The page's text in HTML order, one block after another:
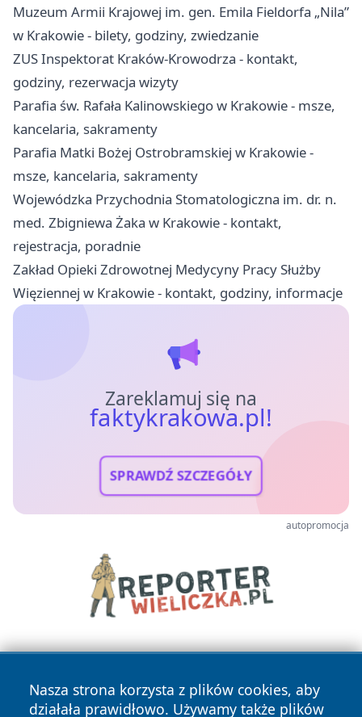
Muzeum Armii Krajowej im. gen. Emila Fieldorfa „Nila”
w Krakowie - bilety, godziny, zwiedzanie
ZUS Inspektorat Kraków-Krowodrza - kontakt,
godziny, rezerwacja wizyty
Parafia św. Rafała Kalinowskiego w Krakowie - msze,
kancelaria, sakramenty
Parafia Matki Bożej Ostrobramskiej w Krakowie -
msze, kancelaria, sakramenty
Wojewódzka Przychodnia Stomatologiczna im. dr. n.
med. Zbigniewa Żaka w Krakowie - kontakt,
rejestracja, poradnie
Zakład Opieki Zdrowotnej Medycyny Pracy Służby
Więziennej w Krakowie - kontakt, godziny, informacje
Zareklamuj się na
faktykrakowa.pl!
SPRAWDŹ SZCZEGÓŁY
autopromocja
Nasza strona korzysta z plików cookies, aby
działała prawidłowo. Używamy także plików